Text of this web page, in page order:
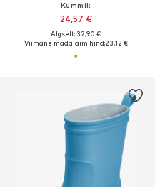
Kummik
24,57 €
Algselt: 32,90 €
Viimane madalaim hind:23,12 €